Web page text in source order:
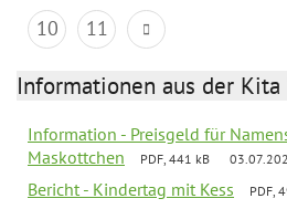
10
11
Informationen aus der
Information - Preisgeld für
Maskottchen
PDF, 441 kB
Bericht - Kindertag mit Kess PDF,